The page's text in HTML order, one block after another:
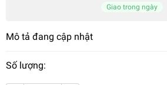
Giao trong ngày
Mô tả đang cập nhật
Số lượng: